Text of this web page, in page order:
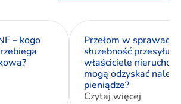
– kogo
Przełom w sprawach
służebność przesyłu.
właściciele
mogą odzyskać
pieniądze?
Czytaj więcej